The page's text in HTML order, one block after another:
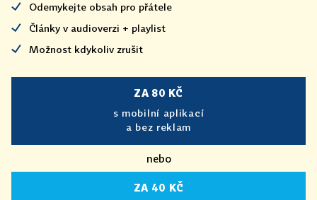
Odemykejte obsah pro přátele
Články v audioverzi + playlist
Možnost kdykoliv zrušit
ZA 80 KČ
s mobilní aplikací
a bez reklam
nebo
ZA 40 KČ